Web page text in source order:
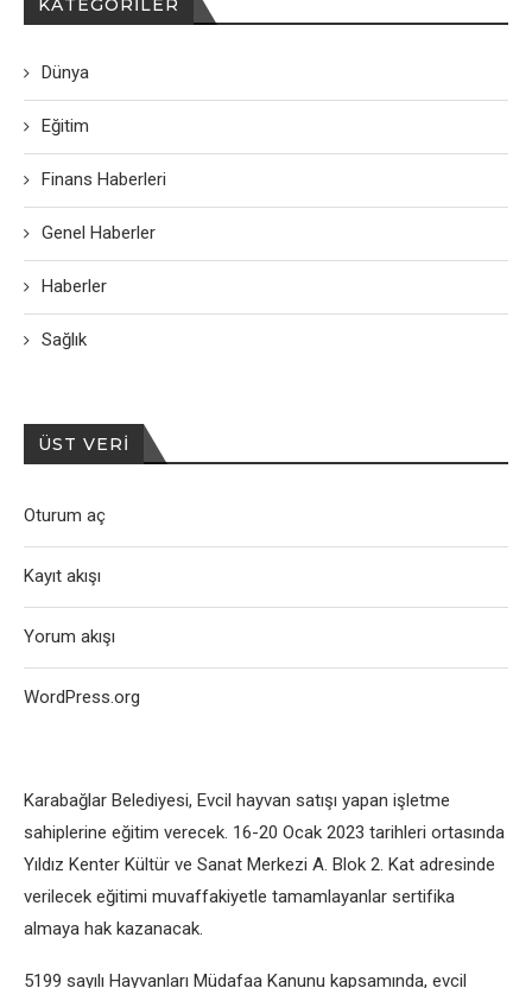
Karabağlar Belediyesi, Evcil hayvan satışı yapan işletme
sahiplerine eğitim verecek. 16-20 Ocak 2023 tarihleri ortasında
Yıldız Kenter Kültür ve Sanat Merkezi A. Blok 2. Kat adresinde
verilecek eğitimi muvaffakiyetle tamamlayanlar sertifika
almaya hak kazanacak.
5199 sayılı Hayvanları Müdafaa Kanunu kapsamında, evcil
KATEGORILER
Dünya
Eğitim
Finans Haberleri
Genel Haberler
Haberler
Sağlık
ÜST VERI
Oturum aç
Kayıt akışı
Yorum akışı
WordPress.org